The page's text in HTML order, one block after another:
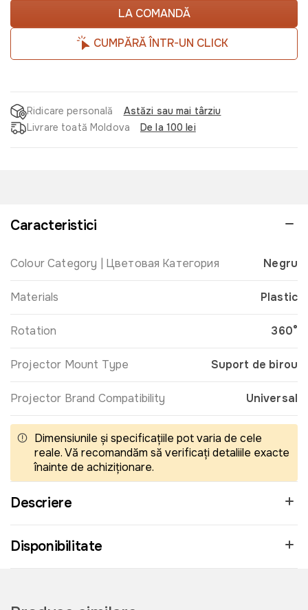
LA COMANDĂ
CUMPĂRĂ ÎNTR-UN CLICK
Ridicare personală
Astăzi sau mai târziu
Livrare toată Moldova
De la 100 lei
Caracteristici
Colour Category | Цветовая Категория Negru
Materials Plastic
Rotation 360°
Projector Mount Type Suport de birou
Projector Brand Compatibility Universal
Dimensiunile și specificațiile pot varia de cele
reale. Vă recomandăm să verificați detaliile exacte
înainte de achiziționare.
Descriere
Disponibilitate